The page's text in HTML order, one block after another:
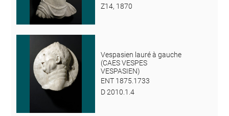
Z14, 1870
Vespasien lauré à gauche
(CAES VESPES
VESPASIEN)
ENT 1875.1733
D 2010.1.4